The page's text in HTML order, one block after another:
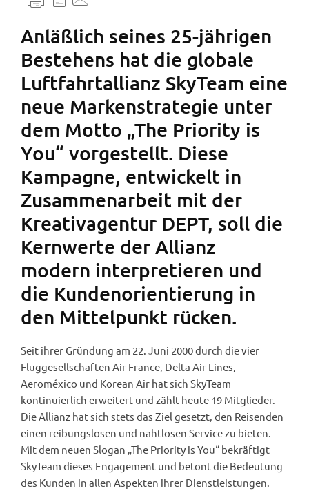
Anläßlich seines 25-jährigen
Bestehens hat die globale
Luftfahrtallianz SkyTeam eine
neue Markenstrategie unter
dem Motto „The Priority is
You“ vorgestellt. Diese
Kampagne, entwickelt in
Zusammenarbeit mit der
Kreativagentur DEPT, soll die
Kernwerte der Allianz
modern interpretieren und
die Kundenorientierung in
den Mittelpunkt rücken.
Seit ihrer Gründung am 22. Juni 2000 durch die vier
Fluggesellschaften Air France, Delta Air Lines,
Aeroméxico und Korean Air hat sich SkyTeam
kontinuierlich erweitert und zählt heute 19 Mitglieder.
Die Allianz hat sich stets das Ziel gesetzt, den Reisenden
einen reibungslosen und nahtlosen Service zu bieten.
Mit dem neuen Slogan „The Priority is You“ bekräftigt
SkyTeam dieses Engagement und betont die Bedeutung
des Kunden in allen Aspekten ihrer Dienstleistungen.